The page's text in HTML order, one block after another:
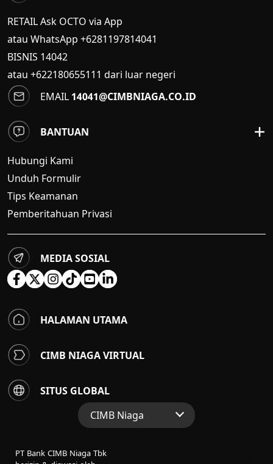
RETAIL Ask OCTO via App
atau WhatsApp +6281197814041
BISNIS 14042
atau +622180655111 dari luar negeri
EMAIL 14041@CIMBNIAGA.CO.ID
BANTUAN
Hubungi Kami
Unduh Formulir
Tips Keamanan
Pemberitahuan Privasi
MEDIA SOSIAL
HALAMAN UTAMA
CIMB NIAGA VIRTUAL
SITUS GLOBAL
CIMB Niaga
Perbankan Konsumen
PT Bank CIMB Niaga Tbk